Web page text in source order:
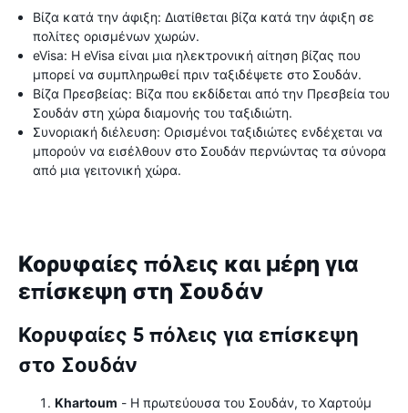
Βίζα κατά την άφιξη: Διατίθεται βίζα κατά την άφιξη σε
πολίτες ορισμένων χωρών.
eVisa: Η eVisa είναι μια ηλεκτρονική αίτηση βίζας που
μπορεί να συμπληρωθεί πριν ταξιδέψετε στο Σουδάν.
Βίζα Πρεσβείας: Βίζα που εκδίδεται από την Πρεσβεία του
Σουδάν στη χώρα διαμονής του ταξιδιώτη.
Συνοριακή διέλευση: Ορισμένοι ταξιδιώτες ενδέχεται να
μπορούν να εισέλθουν στο Σουδάν περνώντας τα σύνορα
από μια γειτονική χώρα.
Κορυφαίες πόλεις και μέρη για
επίσκεψη στη Σουδάν
Κορυφαίες 5 πόλεις για επίσκεψη
στο Σουδάν
Khartoum - Η πρωτεύουσα του Σουδάν, το Χαρτούμ